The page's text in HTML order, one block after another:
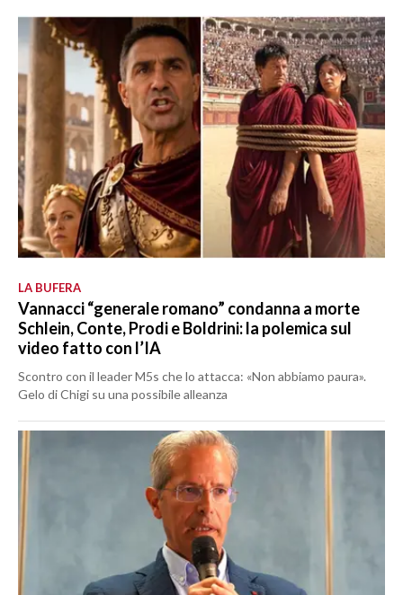
LA BUFERA
Vannacci “generale romano” condanna a morte
Schlein, Conte, Prodi e Boldrini: la polemica sul
video fatto con l’IA
Scontro con il leader M5s che lo attacca: «Non abbiamo paura».
Gelo di Chigi su una possibile alleanza